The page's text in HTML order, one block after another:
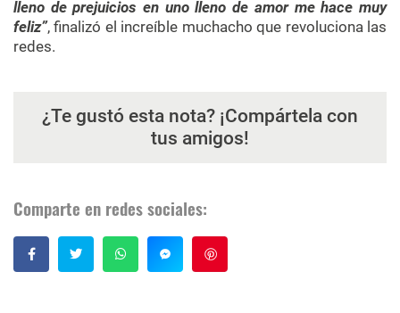
lleno de prejuicios en uno lleno de amor me hace muy
feliz”, finalizó el increíble muchacho que revoluciona las
redes.
¿Te gustó esta nota? ¡Compártela con
tus amigos!
Comparte en redes sociales: